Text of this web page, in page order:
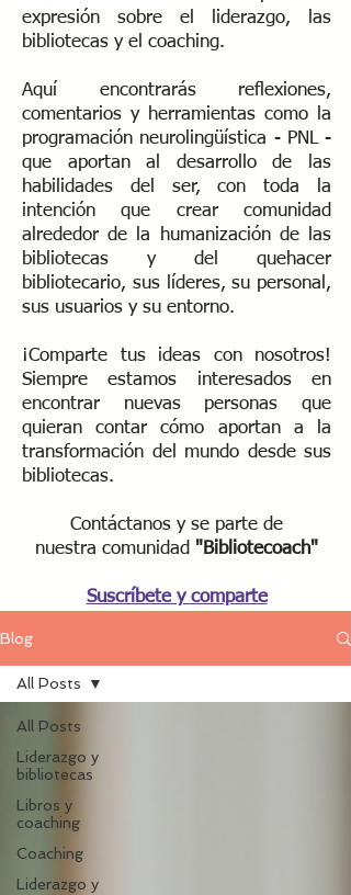
expresión sobre el liderazgo, las
bibliotecas y el coaching.
Aquí encontrarás reflexiones,
comentarios y herramientas como la
programación neurolingüística - PNL -
que aportan al desarrollo de las
habilidades del ser, con toda la
intención que crear comunidad
alrededor de la humanización de las
bibliotecas y del quehacer
bibliotecario, sus líderes, su personal,
sus usuarios y su entorno.
¡Comparte tus ideas con nosotros!
Siempre estamos interesados ​​en
encontrar nuevas personas que
quieran contar cómo aportan a la
transformación del mundo desde sus
bibliotecas.
Contáctanos y se parte de
nuestra comunidad "Bibliotecoach"​
Suscríbete y comparte
Blog
All Posts
Liderazgo y
bibliotecas
Libros y
coaching
Coaching
Liderazgo y
All Posts